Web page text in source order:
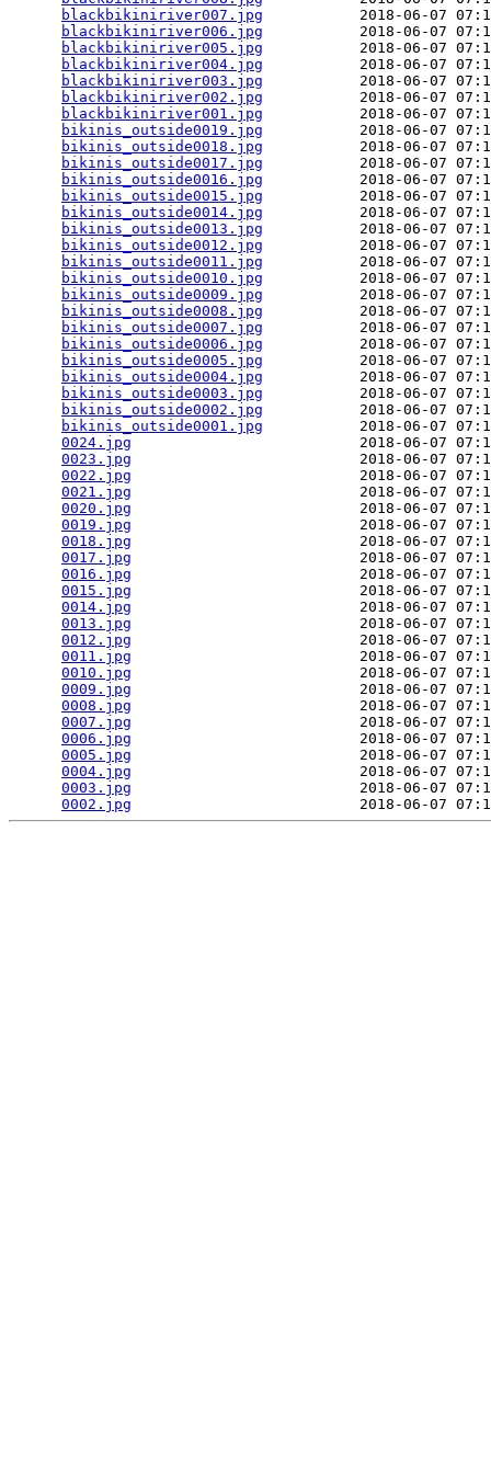
blackbikiniriver007.jpg
2018-06-07
blackbikiniriver006.jpg
2018-06-07
blackbikiniriver005.jpg
2018-06-07
blackbikiniriver004.jpg
2018-06-07
blackbikiniriver003.jpg
2018-06-07
blackbikiniriver002.jpg
2018-06-07
blackbikiniriver001.jpg
2018-06-07
bikinis_outside0019.jpg
2018-06-07
bikinis_outside0018.jpg
2018-06-07
bikinis_outside0017.jpg
2018-06-07
bikinis_outside0016.jpg
2018-06-07
bikinis_outside0015.jpg
2018-06-07
bikinis_outside0014.jpg
2018-06-07
bikinis_outside0013.jpg
2018-06-07
bikinis_outside0012.jpg
2018-06-07
bikinis_outside0011.jpg
2018-06-07
bikinis_outside0010.jpg
2018-06-07
bikinis_outside0009.jpg
2018-06-07
bikinis_outside0008.jpg
2018-06-07
bikinis_outside0007.jpg
2018-06-07
bikinis_outside0006.jpg
2018-06-07
bikinis_outside0005.jpg
2018-06-07
bikinis_outside0004.jpg
2018-06-07
bikinis_outside0003.jpg
2018-06-07
bikinis_outside0002.jpg
2018-06-07
bikinis_outside0001.jpg
2018-06-07
0024.jpg
2018-06-07
0023.jpg
2018-06-07
0022.jpg
2018-06-07
0021.jpg
2018-06-07
0020.jpg
2018-06-07
0019.jpg
2018-06-07
0018.jpg
2018-06-07
0017.jpg
2018-06-07
0016.jpg
2018-06-07
0015.jpg
2018-06-07
0014.jpg
2018-06-07
0013.jpg
2018-06-07
0012.jpg
2018-06-07
0011.jpg
2018-06-07
0010.jpg
2018-06-07
0009.jpg
2018-06-07
0008.jpg
2018-06-07
0007.jpg
2018-06-07
0006.jpg
2018-06-07
0005.jpg
2018-06-07
0004.jpg
2018-06-07
0003.jpg
2018-06-07
0002.jpg